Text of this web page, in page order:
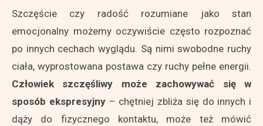
Szczęście czy radość rozumiane jako stan
emocjonalny możemy oczywiście często rozpoznać
po innych cechach wyglądu. Są nimi swobodne ruchy
ciała, wyprostowana postawa czy ruchy pełne energii.
Człowiek szczęśliwy może zachowywać się w
sposób ekspresyjny – chętniej zbliża się do innych i
dąży do fizycznego kontaktu, może też mówić